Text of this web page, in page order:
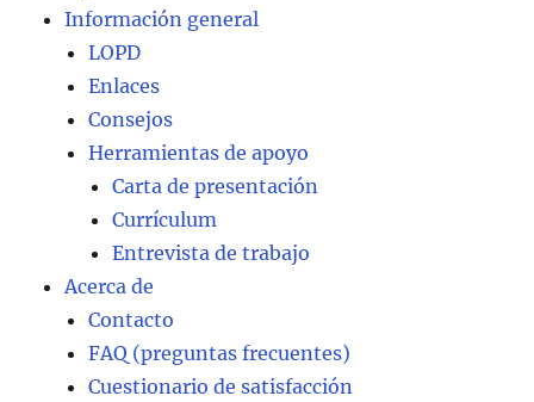
Información general
LOPD
Enlaces
Consejos
Herramientas de apoyo
Carta de presentación
Currículum
Entrevista de trabajo
Acerca de
Contacto
FAQ (preguntas frecuentes)
Cuestionario de satisfacción